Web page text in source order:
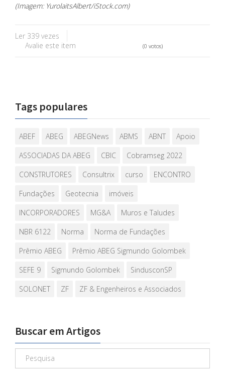
(Imagem: YurolaitsAlbert/iStock.com)
Ler 339 vezes
Avalie este item
(0 votos)
Tags populares
ABEF ABEG ABEGNews ABMS ABNT
Apoio
ASSOCIADAS DA ABEG
CBIC
Cobramseg 2022
CONSTRUTORES
Consultrix curso
ENCONTRO
Fundações
Geotecnia
imóveis
INCORPORADORES
MG&A
Muros e Taludes
NBR 6122
Norma
Norma de Fundações
Prêmio ABEG
Prêmio ABEG Sigmundo Golombek
SEFE 9
Sigmundo Golombek
SindusconSP
SOLONET
ZF ZF & Engenheiros e Associados
Buscar em Artigos